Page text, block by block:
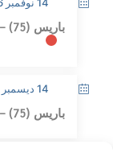
باريس (75) – ندوة – الفلسفة كفن من فنون الحياة
14 ديسمبر 2026
باريس (75) – مؤتمر – أركان الحكمة الخمسة